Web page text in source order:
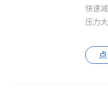
快速
压力
活中
瘦吧